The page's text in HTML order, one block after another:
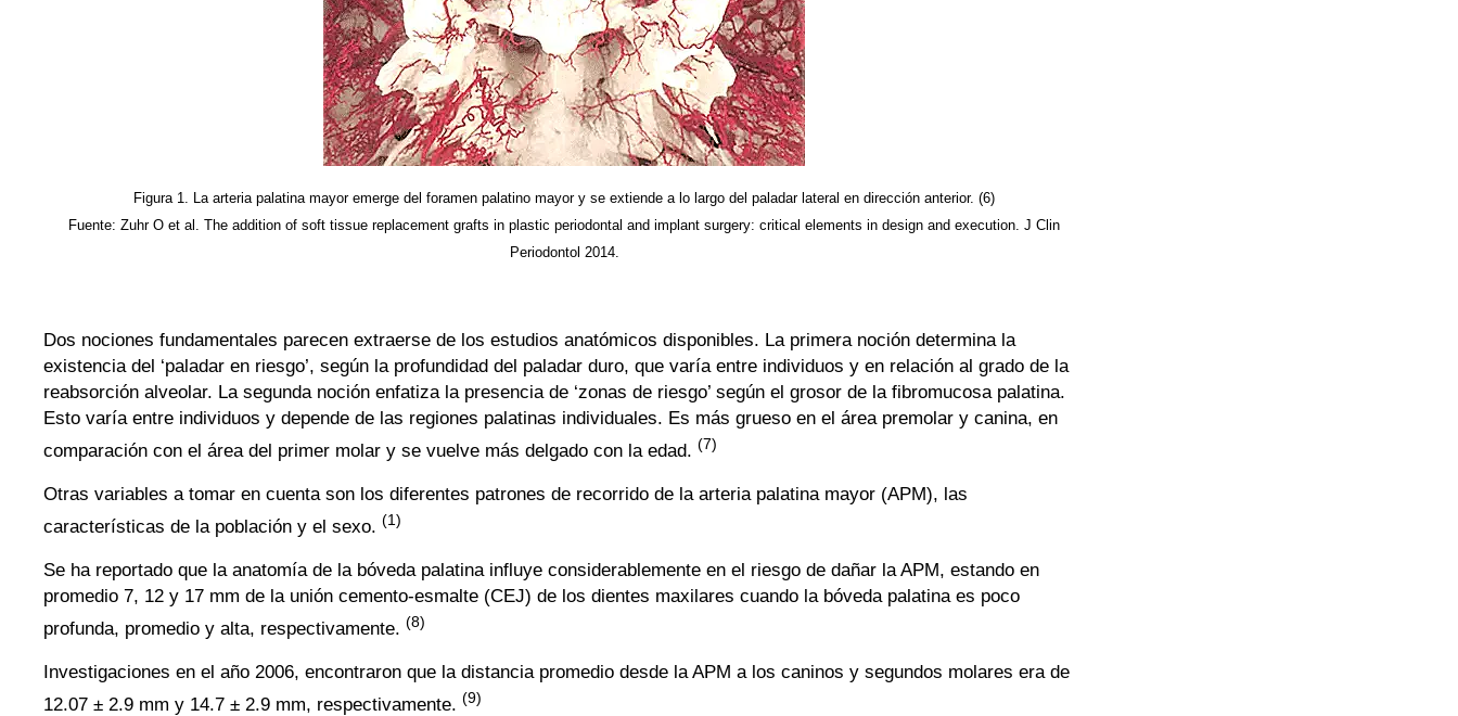
Figura 1. La arteria palatina mayor emerge del foramen palatino mayor y se extiende a lo largo del paladar lateral en dirección anterior. (6)
Fuente: Zuhr O et al. The addition of soft tissue replacement grafts in plastic periodontal and implant surgery: critical elements in design and execution. J Clin
Periodontol 2014.
Dos nociones fundamentales parecen extraerse de los estudios anatómicos disponibles. La primera noción determina la
existencia del ‘paladar en riesgo’, según la profundidad del paladar duro, que varía entre individuos y en relación al grado de la
reabsorción alveolar. La segunda noción enfatiza la presencia de ‘zonas de riesgo’ según el grosor de la fibromucosa palatina.
Esto varía entre individuos y depende de las regiones palatinas individuales. Es más grueso en el área premolar y canina, en
comparación con el área del primer molar y se vuelve más delgado con la edad. (7)
Otras variables a tomar en cuenta son los diferentes patrones de recorrido de la arteria palatina mayor (APM), las
características de la población y el sexo. (1)
Se ha reportado que la anatomía de la bóveda palatina influye considerablemente en el riesgo de dañar la APM, estando en
promedio 7, 12 y 17 mm de la unión cemento-esmalte (CEJ) de los dientes maxilares cuando la bóveda palatina es poco
profunda, promedio y alta, respectivamente. (8)
Investigaciones en el año 2006, encontraron que la distancia promedio desde la APM a los caninos y segundos molares era de
12.07 ± 2.9 mm y 14.7 ± 2.9 mm, respectivamente. (9)